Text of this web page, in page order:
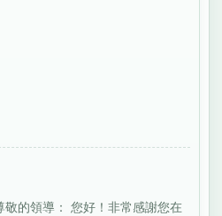
敬的領導： 您好！非常感謝您在